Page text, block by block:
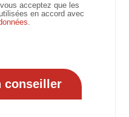
acceptez que les
en accord avec
.